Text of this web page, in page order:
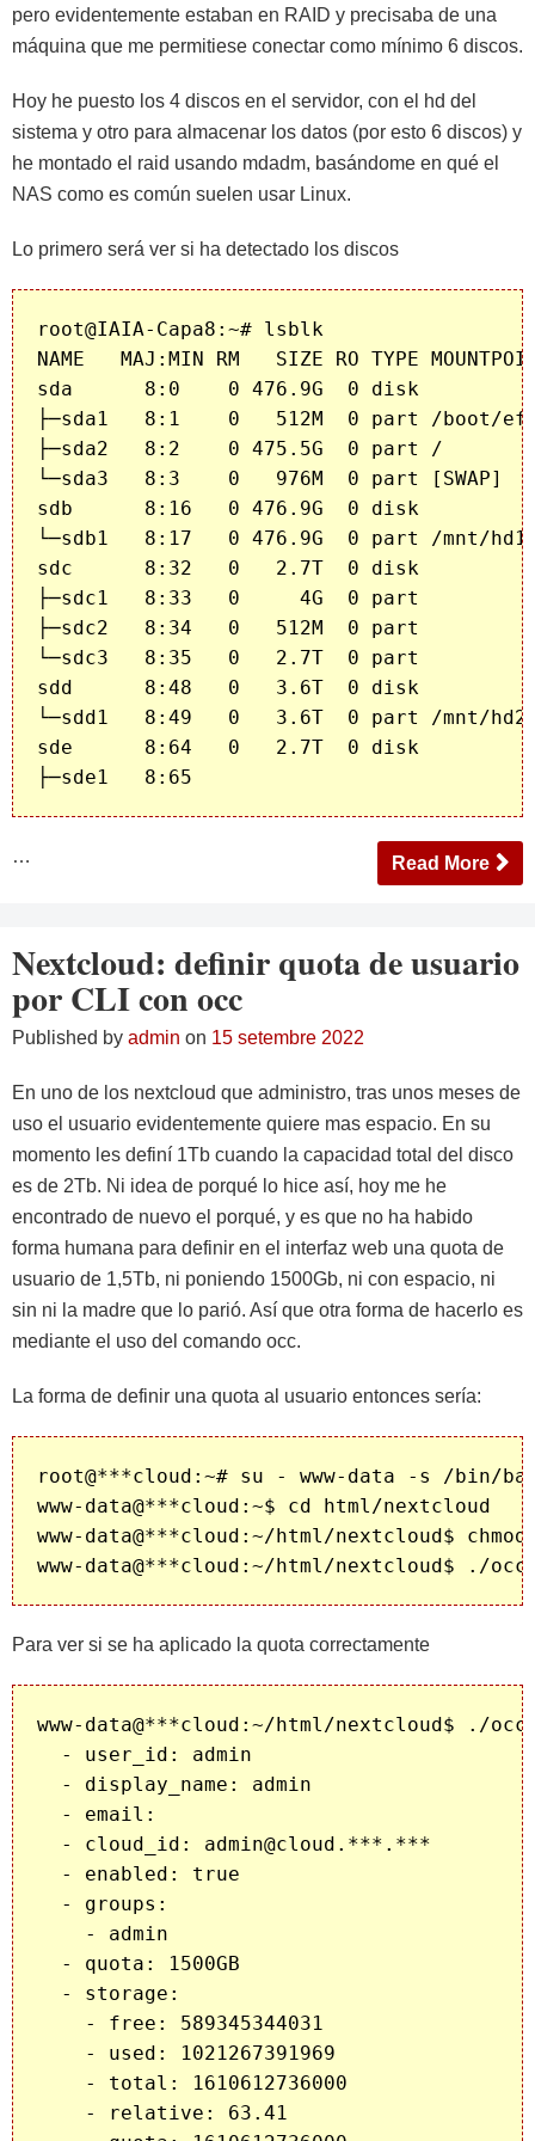
pero evidentemente estaban en RAID y precisaba de una
máquina que me permitiese conectar como mínimo 6 discos.
Hoy he puesto los 4 discos en el servidor, con el hd del
sistema y otro para almacenar los datos (por esto 6 discos) y
he montado el raid usando mdadm, basándome en qué el
NAS como es común suelen usar Linux.
Lo primero será ver si ha detectado los discos
root@IAIA-Capa8:~# lsblk
NAME   MAJ:MIN RM   SIZE RO TYPE
sda      8:0    0 476.9G  0 disk
├─sda1   8:1    0   512M  0 part /boot/
├─sda2   8:2    0 475.5G  0 part /
└─sda3   8:3    0   976M  0 part [SWAP]
sdb      8:16   0 476.9G  0 disk
└─sdb1   8:17   0 476.9G  0 part /mnt/hd1
sdc      8:32   0   2.7T  0 disk
├─sdc1   8:33   0     4G  0 part
├─sdc2   8:34   0   512M  0 part
└─sdc3   8:35   0   2.7T  0 part
sdd      8:48   0   3.6T  0 disk
└─sdd1   8:49   0   3.6T  0 part /mnt/hd2
sde      8:64   0   2.7T  0 disk
├─sde1   8:65
… Read More
Nextcloud: definir quota de usuario
por CLI con occ
Published by admin on 15 setembre 2022
En uno de los nextcloud que administro, tras unos meses de
uso el usuario evidentemente quiere mas espacio. En su
momento les definí 1Tb cuando la capacidad total del disco
es de 2Tb. Ni idea de porqué lo hice así, hoy me he
encontrado de nuevo el porqué, y es que no ha habido
forma humana para definir en el interfaz web una quota de
usuario de 1,5Tb, ni poniendo 1500Gb, ni con espacio, ni
sin ni la madre que lo parió. Así que otra forma de hacerlo es
mediante el uso del comando occ.
La forma de definir una quota al usuario entonces sería:
root@***cloud:~# su - www-data -s /bin/
www-data@***cloud:~$ cd html/nextcloud
www-data@***cloud:~/html/nextcloud$
Para ver si se ha aplicado la quota correctamente
www-data@***cloud:~/html/nextcloud$ ./
  - user_id: admin
  - display_name: admin
  - email:
  - cloud_id: admin@cloud.***.***
  - enabled: true
  - groups:
    - admin
  - quota: 1500GB
  - storage:
    - free: 589345344031
    - used: 1021267391969
    - total: 1610612736000
    - relative: 63.41